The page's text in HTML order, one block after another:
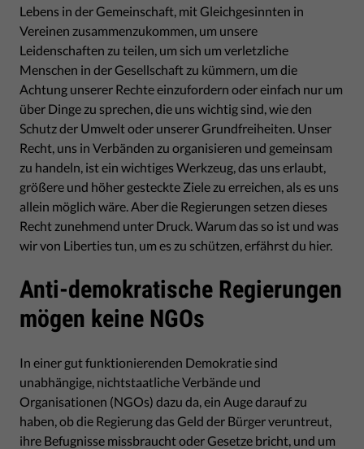
Lebens in der Gemeinschaft, mit Gleichgesinnten in
Vereinen zusammenzukommen, um unsere
Leidenschaften zu teilen, um sich um verletzliche
Menschen in der Gesellschaft zu kümmern, um die
Achtung unserer Rechte einzufordern oder einfach nur um
über Dinge zu sprechen, die uns wichtig sind, wie den
Schutz der Umwelt oder unserer Grundfreiheiten. Unser
Recht, uns in Verbänden zu organisieren und gemeinsam
zu handeln, ist ein wichtiges Werkzeug, das uns erlaubt,
größere und höher gesteckte Ziele zu erreichen, als es uns
allein möglich wäre. Aber die Regierungen setzen dieses
Recht zunehmend unter Druck. Warum das so ist und was
wir von Liberties tun, um es zu schützen, erfährst du hier.
Anti-demokratische Regierungen
mögen keine NGOs
In einer gut funktionierenden Demokratie sind
unabhängige, nichtstaatliche Verbände und
Organisationen (NGOs) dazu da, ein Auge darauf zu
haben, ob die Regierung das Geld der Bürger veruntreut,
ihre Befugnisse missbraucht oder Gesetze bricht, und um